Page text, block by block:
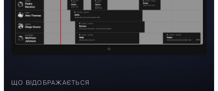
ЩО ВІДОБРАЖАЄТЬСЯ